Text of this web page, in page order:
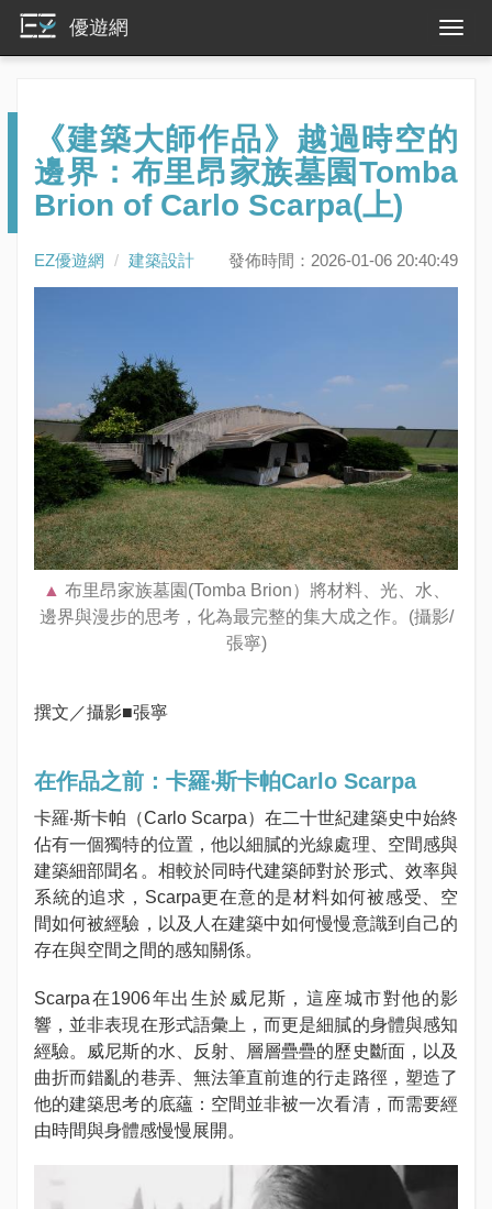
優遊網
《建築大師作品》越過時空的
邊界：布里昂家族墓園Tomba
Brion of Carlo Scarpa(上)
EZ優遊網 建築設計 發佈時間：2026-01-06 20:40:49
布里昂家族墓園(Tomba Brion）將材料、光、水、
邊界與漫步的思考，化為最完整的集大成之作。(攝影/
張寧)
撰文／攝影■張寧
在作品之前：卡羅‧斯卡帕Carlo Scarpa
卡羅‧斯卡帕（Carlo Scarpa）在二十世紀建築史中始終
佔有一個獨特的位置，他以細膩的光線處理、空間感與
建築細部聞名。相較於同時代建築師對於形式、效率與
系統的追求，Scarpa更在意的是材料如何被感受、空
間如何被經驗，以及人在建築中如何慢慢意識到自己的
存在與空間之間的感知關係。
Scarpa在1906年出生於威尼斯，這座城市對他的影
響，並非表現在形式語彙上，而更是細膩的身體與感知
經驗。威尼斯的水、反射、層層疊疊的歷史斷面，以及
曲折而錯亂的巷弄、無法筆直前進的行走路徑，塑造了
他的建築思考的底蘊：空間並非被一次看清，而需要經
由時間與身體感慢慢展開。